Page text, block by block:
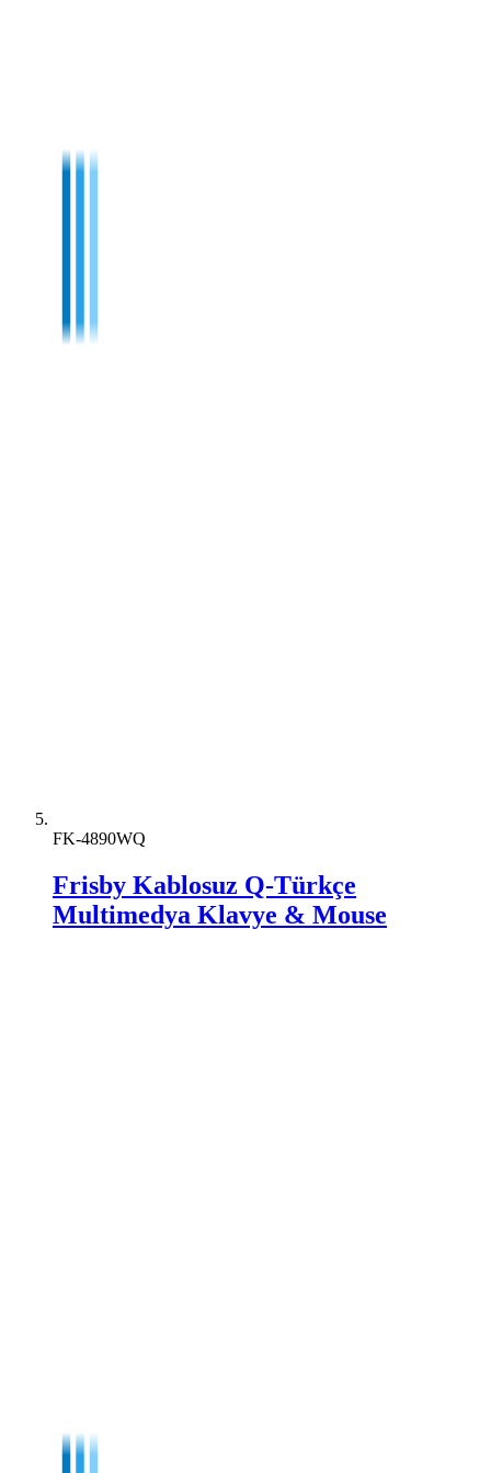
FK-4890WQ
Frisby Kablosuz Q-Türkçe
Multimedya Klavye & Mouse